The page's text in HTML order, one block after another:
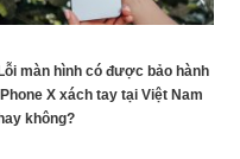
màn hình có được bảo hành
X xách tay tại Việt Nam
không?